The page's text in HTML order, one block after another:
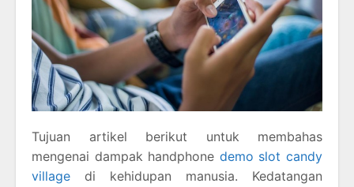
Tujuan artikel berikut untuk membahas
mengenai dampak handphone demo slot candy
village di kehidupan manusia. Kedatangan